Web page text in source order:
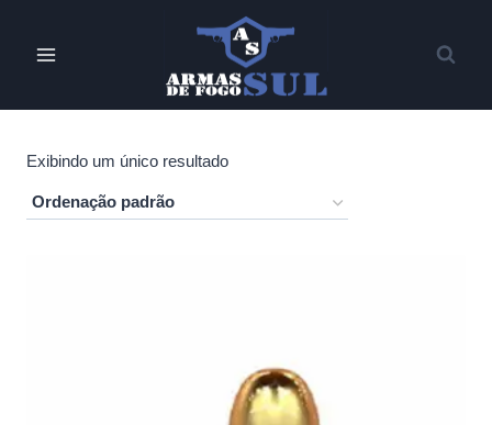
Exibindo um único resultado